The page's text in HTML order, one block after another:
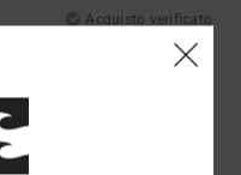
Acquisto verificato
scende un po’ sui piedi, ma
5